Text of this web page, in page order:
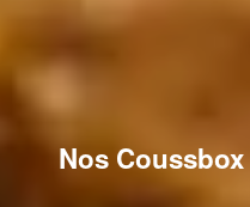
Nos Coussbox